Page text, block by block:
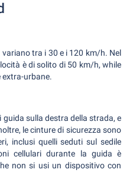
tra i 30 e i 120 km/h. Nel
è di solito di 50 km/h, while
urbane.
guida sulla destra della strada, e
le cinture di sicurezza sono
inclusi quelli seduti sul sedile
cellulari durante la guida è
non si usi un dispositivo con